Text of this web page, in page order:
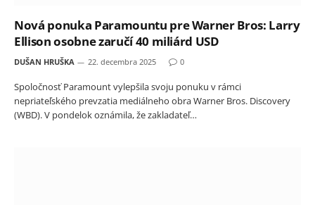
Nová ponuka Paramountu pre Warner Bros: Larry
Ellison osobne zaručí 40 miliárd USD
DUŠAN HRUŠKA 22. decembra 2025 0
Spoločnosť Paramount vylepšila svoju ponuku v rámci
nepriateľského prevzatia mediálneho obra Warner Bros. Discovery
(WBD). V pondelok oznámila, že zakladateľ…